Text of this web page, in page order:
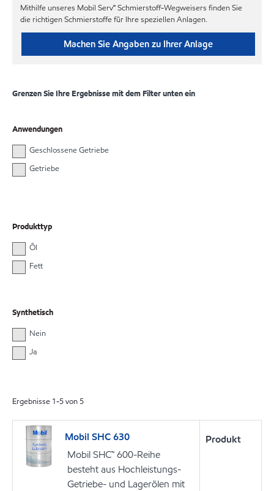
Mithilfe unseres Mobil Serv℠ Schmierstoff-Wegweisers finden Sie
die richtigen Schmierstoffe für Ihre speziellen Anlagen.
Machen Sie Angaben zu Ihrer Anlage
Grenzen Sie Ihre Ergebnisse mit dem Filter unten ein
Anwendungen
Geschlossene Getriebe
Getriebe
Produkttyp
Öl
Fett
Synthetisch
Nein
Ja
Ergebnisse 1-5von 5
Mobil SHC 630
Mobil SHC™ 600-Reihe
besteht aus Hochleistungs-
Getriebe- und Lagerölen mit
Produkt